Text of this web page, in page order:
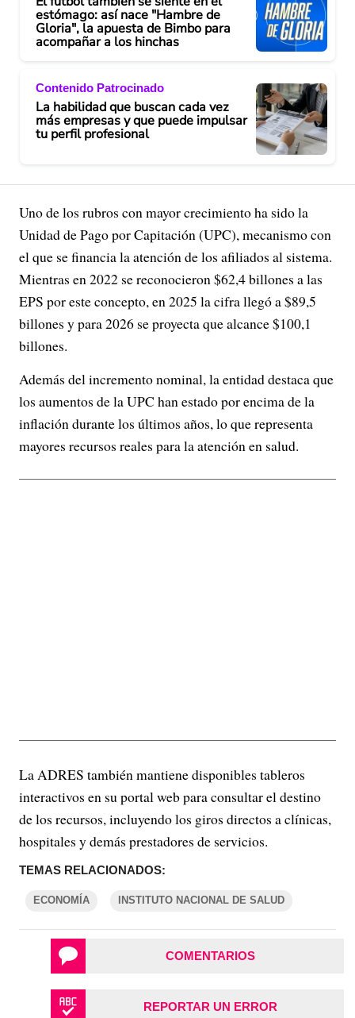
estómago: así nace "Hambre de
Gloria", la apuesta de Bimbo para
acompañar a los hinchas
Contenido Patrocinado
La habilidad que buscan cada vez
más empresas y que puede impulsar
tu perfil profesional
Uno de los rubros con mayor crecimiento ha sido la
Unidad de Pago por Capitación (UPC), mecanismo con
el que se financia la atención de los afiliados al sistema.
Mientras en 2022 se reconocieron $62,4 billones a las
EPS por este concepto, en 2025 la cifra llegó a $89,5
billones y para 2026 se proyecta que alcance $100,1
billones.
Además del incremento nominal, la entidad destaca que
los aumentos de la UPC han estado por encima de la
inflación durante los últimos años, lo que representa
mayores recursos reales para la atención en salud.
La ADRES también mantiene disponibles tableros
interactivos en su portal web para consultar el destino
de los recursos, incluyendo los giros directos a clínicas,
hospitales y demás prestadores de servicios.
TEMAS RELACIONADOS:
ECONOMÍA INSTITUTO NACIONAL DE SALUD
COMENTARIOS
REPORTAR UN ERROR